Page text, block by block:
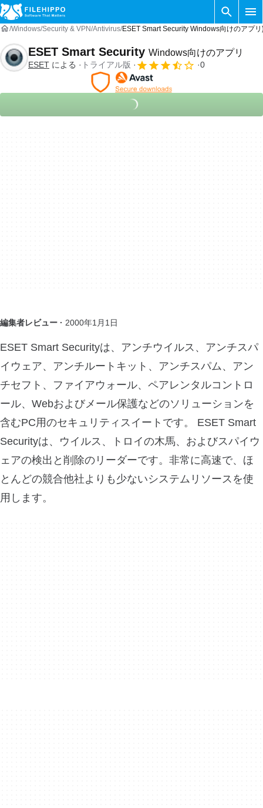
Windows Security & VPN Antivirus ESET Smart Security Windows向けのアプリ
ESET Smart Security Windows向けのアプリ
ESET による トライアル版 0
編集者レビュー · 2000年1月1日
ESET Smart Securityは、アンチウイルス、アンチスパ
イウェア、アンチルートキット、アンチスパム、アン
チセフト、ファイアウォール、ペアレンタルコントロ
ール、Webおよびメール保護などのソリューションを
含むPC用のセキュリティスイートです。 ESET Smart
Securityは、ウイルス、トロイの木馬、およびスパイウ
ェアの検出と削除のリーダーです。非常に高速で、ほ
とんどの競合他社よりも少ないシステムリソースを使
用します。